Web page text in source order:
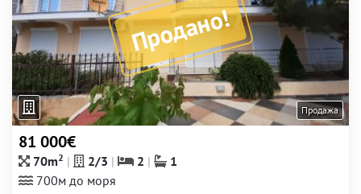
Продано!
Продажа
81 000€
70m2 2/3 2
1
700м до моря